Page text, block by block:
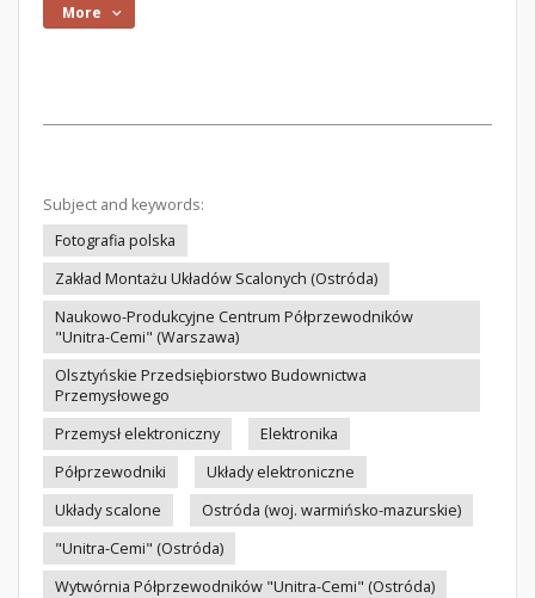
More
Subject and keywords:
Fotografia polska
Zakład Montażu Układów Scalonych (Ostróda)
Naukowo-Produkcyjne Centrum Półprzewodników
"Unitra-Cemi" (Warszawa)
Olsztyńskie Przedsiębiorstwo Budownictwa
Przemysłowego
Przemysł elektroniczny
Elektronika
Półprzewodniki
Układy elektroniczne
Układy scalone
Ostróda (woj. warmińsko-mazurskie)
"Unitra-Cemi" (Ostróda)
Wytwórnia Półprzewodników "Unitra-Cemi" (Ostróda)